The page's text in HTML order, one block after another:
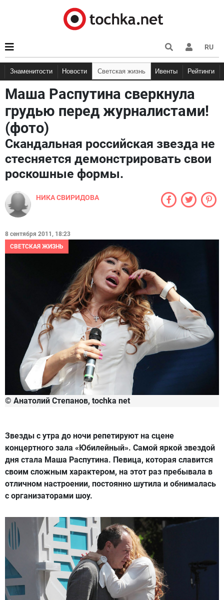
RU
Знаменитости Новости Светская жизнь Ивенты Рейтинги
Маша Распутина сверкнула
грудью перед журналистами!
(фото)
Скандальная российская звезда не
стесняется демонстрировать свои
роскошные формы.
НИКА СВИРИДОВА
8 сентября 2011, 18:23
СВЕТСКАЯ ЖИЗНЬ
© Анатолий Степанов, tochka net
Звезды с утра до ночи репетируют на сцене
концертного зала «Юбилейный». Самой яркой звездой
дня стала Маша Распутина. Певица, которая славится
своим сложным характером, на этот раз пребывала в
отличном настроении, постоянно шутила и обнималась
с организаторами шоу.